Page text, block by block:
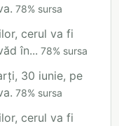
78% sursa
cerul va fi
în... 78% sursa
30 iunie, pe
78% sursa
cerul va fi